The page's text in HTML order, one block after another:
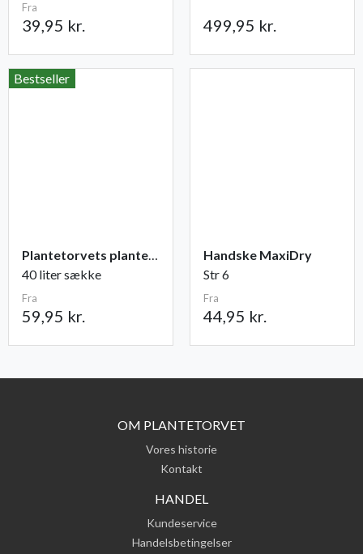
Fra
39,95 kr. 499,95 kr.
Bestseller
Plantetorvets plantejord
40 liter sække
Fra
59,95 kr.
Handske MaxiDry
Str 6
Fra
44,95 kr.
OM PLANTETORVET
Vores historie
Kontakt
HANDEL
Kundeservice
Handelsbetingelser